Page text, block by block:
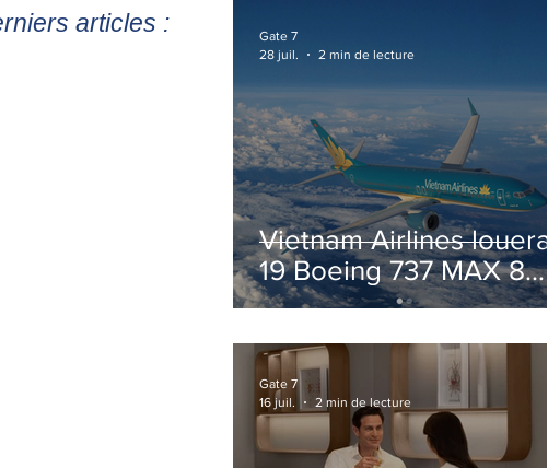
articles :
Vietnam Airlines louera
19 Boeing 737 MAX 8
pour accélérer la
flotte
Gate 7
28 juil.
2 min de lecture
Gate 7
16 juil.
2 min de lecture